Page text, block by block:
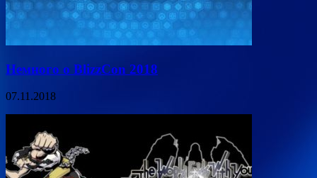
Немного о BlizzCon 2018
07.11.2018